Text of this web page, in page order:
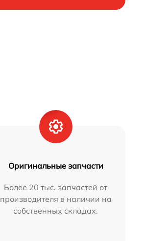
Оригинальные запчасти
Более 20 тыс. запчастей от
производителя в наличии на
собственных складах.